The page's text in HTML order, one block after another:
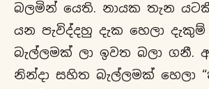
බලමින් යෙති. නායක තැන
යන පැවිද්දහු දැක හෙලා
බැල්ලමක් ලා ඉවත බලා ගනී.
නින්දා සහිත බැල්ලමක් හෙලා